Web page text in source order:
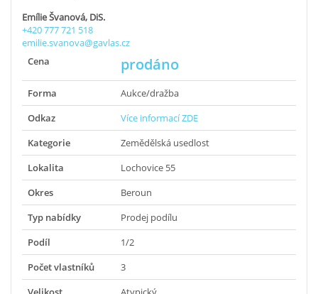
Emílie Švanová, DiS.
+420 777 721 518
emilie.svanova@gavlas.cz
Cena
prodáno
Forma
Aukce/dražba
Odkaz
Více informací ZDE
Kategorie
Zemědělská usedlost
Lokalita
Lochovice 55
Okres
Beroun
Typ nabídky
Prodej podílu
Podíl
1/2
Počet vlastníků
3